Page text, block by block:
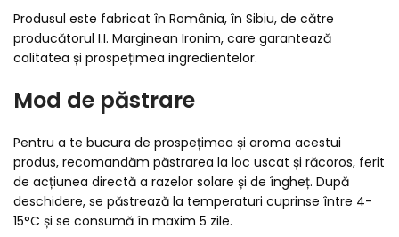
Produsul este fabricat în România, în Sibiu, de către
producătorul I.I. Marginean Ironim, care garantează
calitatea și prospețimea ingredientelor.
Mod de păstrare
Pentru a te bucura de prospețimea și aroma acestui
produs, recomandăm păstrarea la loc uscat și răcoros, ferit
de acțiunea directă a razelor solare și de îngheț. După
deschidere, se păstrează la temperaturi cuprinse între 4-
15°C și se consumă în maxim 5 zile.